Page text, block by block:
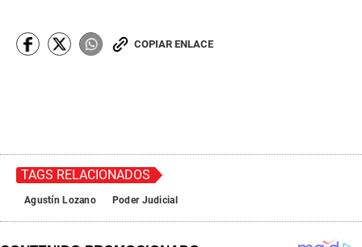
COPIAR ENLACE
TAGS RELACIONADOS
Agustín Lozano Poder Judicial